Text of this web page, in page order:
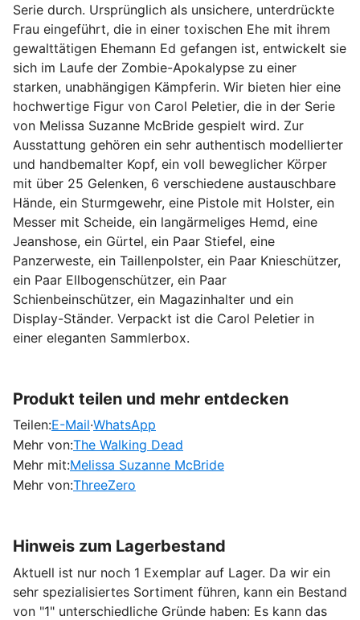
Serie durch. Ursprünglich als unsichere, unterdrückte
Frau eingeführt, die in einer toxischen Ehe mit ihrem
gewalttätigen Ehemann Ed gefangen ist, entwickelt sie
sich im Laufe der Zombie-Apokalypse zu einer
starken, unabhängigen Kämpferin. Wir bieten hier eine
hochwertige Figur von Carol Peletier, die in der Serie
von Melissa Suzanne McBride gespielt wird. Zur
Ausstattung gehören ein sehr authentisch modellierter
und handbemalter Kopf, ein voll beweglicher Körper
mit über 25 Gelenken, 6 verschiedene austauschbare
Hände, ein Sturmgewehr, eine Pistole mit Holster, ein
Messer mit Scheide, ein langärmeliges Hemd, eine
Jeanshose, ein Gürtel, ein Paar Stiefel, eine
Panzerweste, ein Taillenpolster, ein Paar Knieschützer,
ein Paar Ellbogenschützer, ein Paar
Schienbeinschützer, ein Magazinhalter und ein
Display-Ständer. Verpackt ist die Carol Peletier in
einer eleganten Sammlerbox.
Produkt teilen und mehr entdecken
Teilen:E-Mail·WhatsApp
Mehr von:The Walking Dead
Mehr mit:Melissa Suzanne McBride
Mehr von:ThreeZero
Hinweis zum Lagerbestand
Aktuell ist nur noch 1 Exemplar auf Lager. Da wir ein
sehr spezialisiertes Sortiment führen, kann ein Bestand
von "1" unterschiedliche Gründe haben: Es kann das